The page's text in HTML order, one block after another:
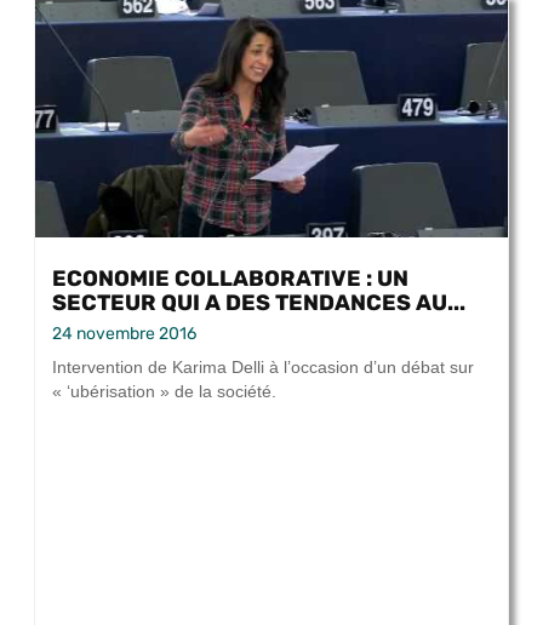
ECONOMIE COLLABORATIVE : UN
SECTEUR QUI A DES TENDANCES AU...
24 novembre 2016
Intervention de Karima Delli à l’occasion d’un débat sur
« ‘ubérisation » de la société.